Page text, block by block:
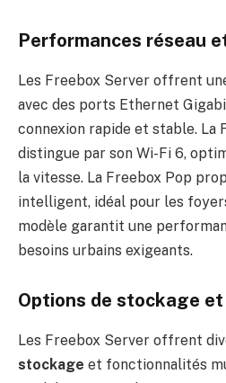
Performances réseau
Les Freebox Server offrent
avec des ports Ethernet
connexion rapide et stable. La
distingue par son Wi-Fi 6,
la vitesse. La Freebox Pop
intelligent, idéal pour les
modèle garantit une
besoins urbains exigeants.
Options de stockage
Les Freebox Server offrent
stockage et fonctionnalités